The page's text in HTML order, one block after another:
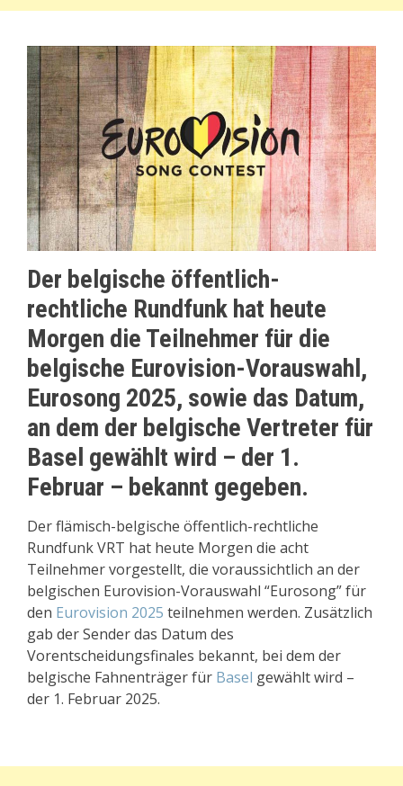
Der belgische öffentlich-
rechtliche Rundfunk hat heute
Morgen die Teilnehmer für die
belgische Eurovision-Vorauswahl,
Eurosong 2025, sowie das Datum,
an dem der belgische Vertreter für
Basel gewählt wird – der 1.
Februar – bekannt gegeben.
Der flämisch-belgische öffentlich-rechtliche
Rundfunk VRT hat heute Morgen die acht
Teilnehmer vorgestellt, die voraussichtlich an der
belgischen Eurovision-Vorauswahl “Eurosong” für
den Eurovision 2025 teilnehmen werden. Zusätzlich
gab der Sender das Datum des
Vorentscheidungsfinales bekannt, bei dem der
belgische Fahnenträger für Basel gewählt wird –
der 1. Februar 2025.